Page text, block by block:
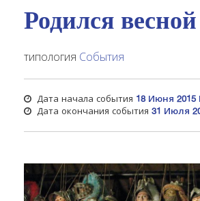
Родился весной
типология События
Дата начала события 18 Июня 2015
Дата окончания события 31 Июля